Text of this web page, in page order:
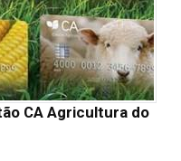
CA Agricultura do